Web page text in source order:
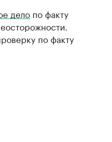
дело по факту
по факту